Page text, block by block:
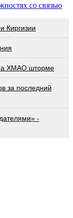
со связью
Киргизии
ХМАО шторме
за последний
-